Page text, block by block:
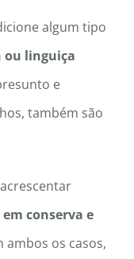
algum tipo
ou linguiça
e
também são
conserva e
ambos os casos,